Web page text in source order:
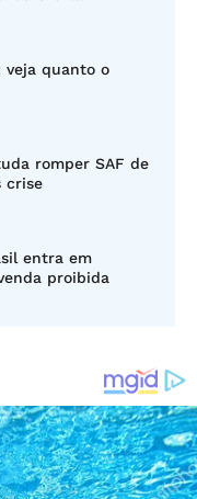
veja quanto o
romper SAF de
crise
entra em
proibida